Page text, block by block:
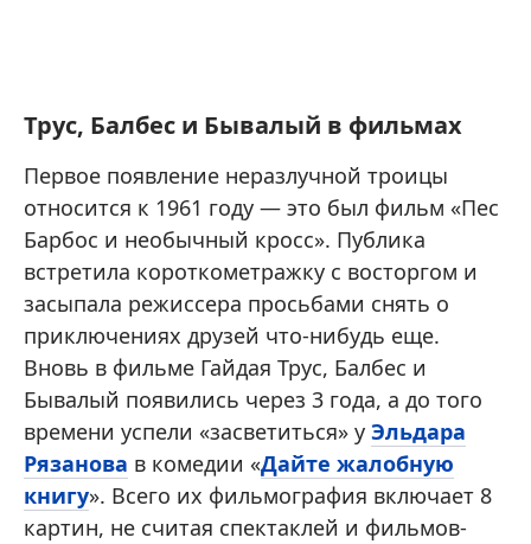
Трус, Балбес и Бывалый в фильмах
Первое появление неразлучной троицы
относится к 1961 году — это был фильм «Пес
Барбос и необычный кросс». Публика
встретила короткометражку с восторгом и
засыпала режиссера просьбами снять о
приключениях друзей что-нибудь еще.
Вновь в фильме Гайдая Трус, Балбес и
Бывалый появились через 3 года, а до того
времени успели «засветиться» у Эльдара
Рязанова в комедии «Дайте жалобную
книгу». Всего их фильмография включает 8
картин, не считая спектаклей и фильмов-